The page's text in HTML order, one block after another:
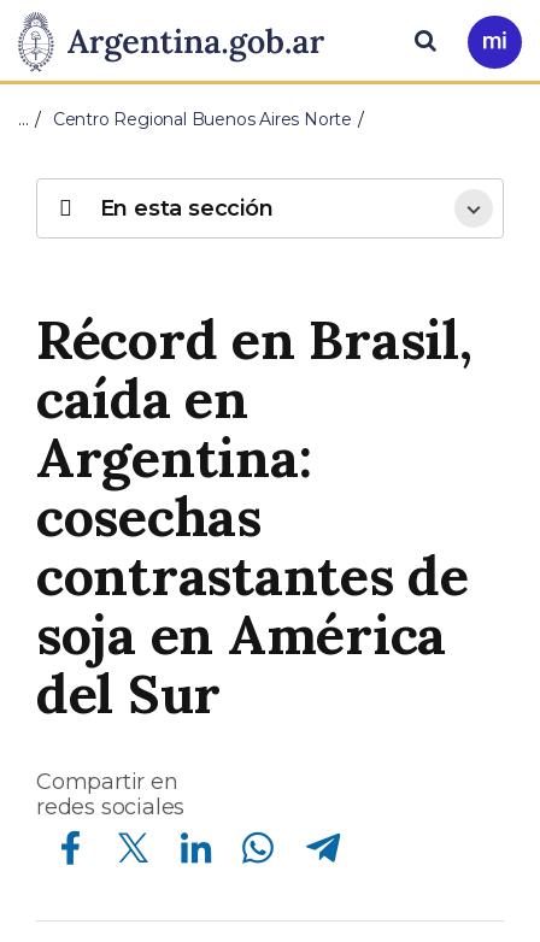
Presidencia
de
Nación
Pasar al contenido principal
Ir
a
Buscar
… Centro Regional Buenos Aires Norte
Récord en Brasil,
caída en
Argentina:
cosechas
contrastantes de
soja en América
del Sur
Compartir en
redes sociales
Compartir en Facebook Compartir en Twitter Compartir en Linkedin Compartir en Whatsapp Compartir en Telegram
En esta sección